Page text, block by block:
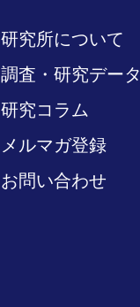
研究所について
調査・研究データ
研究コラム
メルマガ登録
お問い合わせ